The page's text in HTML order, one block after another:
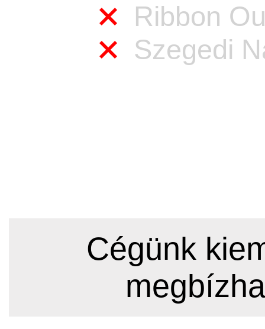
Ribbon
Szegedi
Cégünk